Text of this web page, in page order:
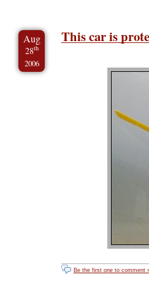
Aug
28th
2006
This car is
Be the first one to comment